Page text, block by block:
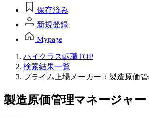
保存済み
新規登録
Mypage
ハイクラス転職TOP
検索結果一覧
プライム上場メーカー：製造原価
製造原価管理マネージャー